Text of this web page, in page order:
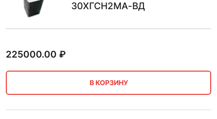
30ХГСН2МА-ВД
225000.00 ₽
В КОРЗИНУ